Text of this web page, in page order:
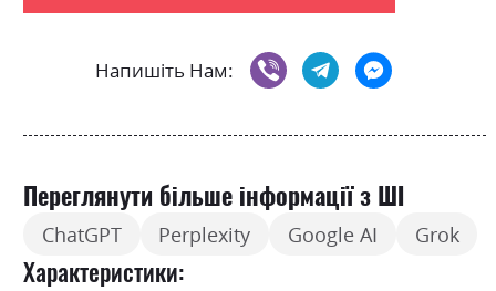
Напишіть Нам:
Переглянути більше інформації з ШІ
ChatGPT Perplexity Google AI Grok
Характеристики